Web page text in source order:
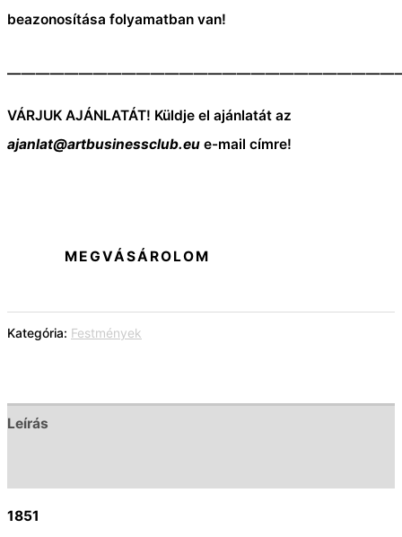
beazonosítása folyamatban van!
VÁRJUK AJÁNLATÁT! Küldje el ajánlatát az
ajanlat@artbusinessclub.eu e-mail címre!
MEGVÁSÁROLOM
Kategória: Festmények
Leírás
1851